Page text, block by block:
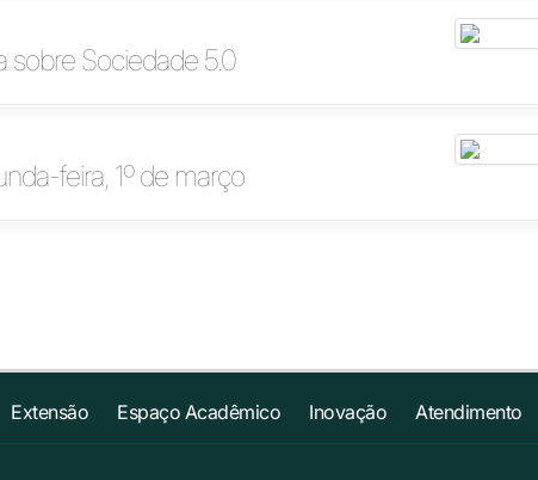
sobre Sociedade 5.0
feira, 1º de março
Extensão Espaço Acadêmico Inovação Atendimento